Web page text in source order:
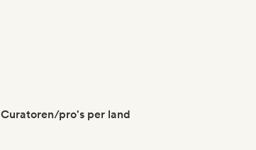
Curatoren/pro's per land